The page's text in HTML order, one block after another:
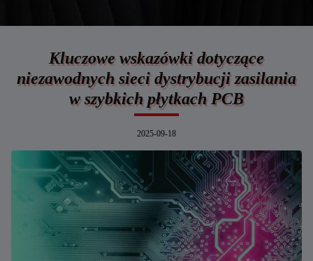
Kluczowe wskazówki dotyczące
niezawodnych sieci dystrybucji zasilania
w szybkich płytkach PCB
2025-09-18